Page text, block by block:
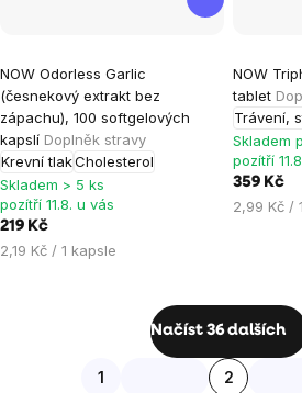
NOW Odorless Garlic
(česnekový extrakt bez
zápachu), 100 softgelových
kapslí Doplněk stravy
Krevní tlakCholesterol
Skladem > 5 ks
pozítří 11.8. u vás
219 Kč
Měrná
2,19 Kč / 1 kapsle
NOW
tablet
Trávení,
produktu
je
5,0
z
5
Skladem
pozítří
359 Kč
Měrná
2,99 Kč /
výpisu
Načíst 36 dalších
Stránkování
1 2